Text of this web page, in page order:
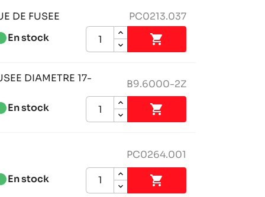
PC0213.037
DE FUSEE
En stock 
B9.6000-2Z
DIAMETRE 17-
En stock 
PC0264.001
En stock 